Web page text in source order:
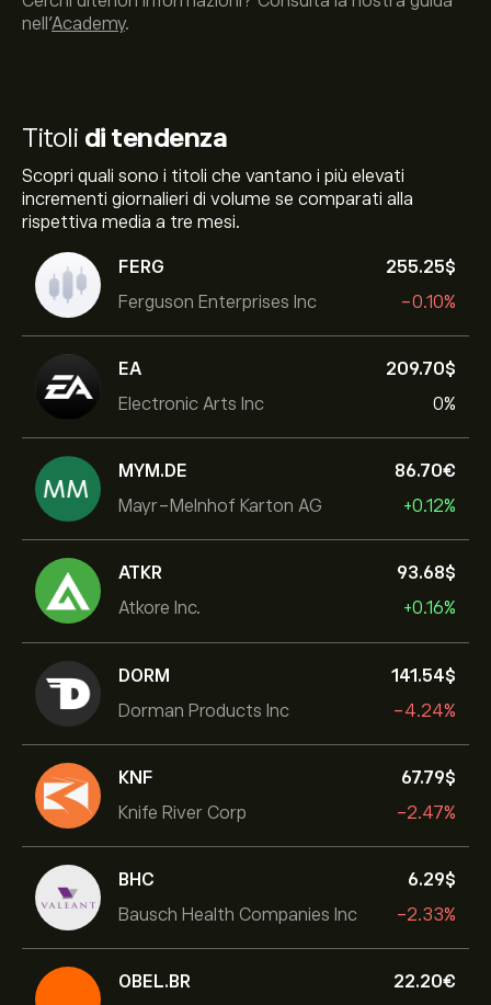
Titoli di tendenza
Scopri quali sono i titoli che vantano i più elevati
incrementi giornalieri di volume se comparati alla
rispettiva media a tre mesi.
FERG
Ferguson Enterprises Inc
255.25‎$‎
-0.10%
EA
Electronic Arts Inc
209.70‎$‎
0%
MYM.DE
Mayr-Melnhof Karton AG
86.70‎€‎
+0.12%
ATKR
Atkore Inc.
93.68‎$‎
+0.16%
DORM
Dorman Products Inc
141.54‎$‎
-4.24%
KNF
Knife River Corp
67.79‎$‎
-2.47%
BHC
Bausch Health Companies Inc
6.29‎$‎
-2.33%
OBEL.BR
22.20‎€‎
nell’Academy.